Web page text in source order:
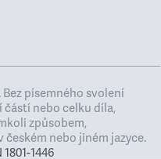
písemného svolení
nebo celku díla,
způsobem,
nebo jiném jazyce.
1446